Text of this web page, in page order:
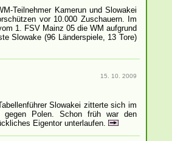
Teilnehmer Kamerun und Slowakei
vor 10.000 Zuschauern. Im
1. FSV Mainz 05 die WM aufgrund
Slowake (96 Länderspiele, 13 Tore)
15. 10. 2009
Slowakei zitterte sich im
gegen Polen. Schon früh war den
Eigentor unterlaufen.